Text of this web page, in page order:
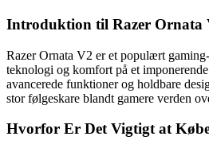
Introduktion til Razer Ornata
Razer Ornata V2 er et populært
teknologi og komfort på et
avancerede funktioner og holdbare
stor følgeskare blandt gamere verden
Hvorfor Er Det Vigtigt at